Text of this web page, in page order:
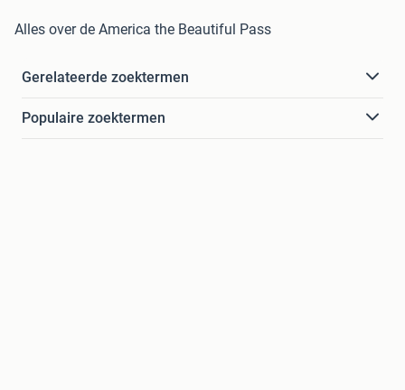
Alles over de America the Beautiful Pass
Gerelateerde zoektermen
Populaire zoektermen